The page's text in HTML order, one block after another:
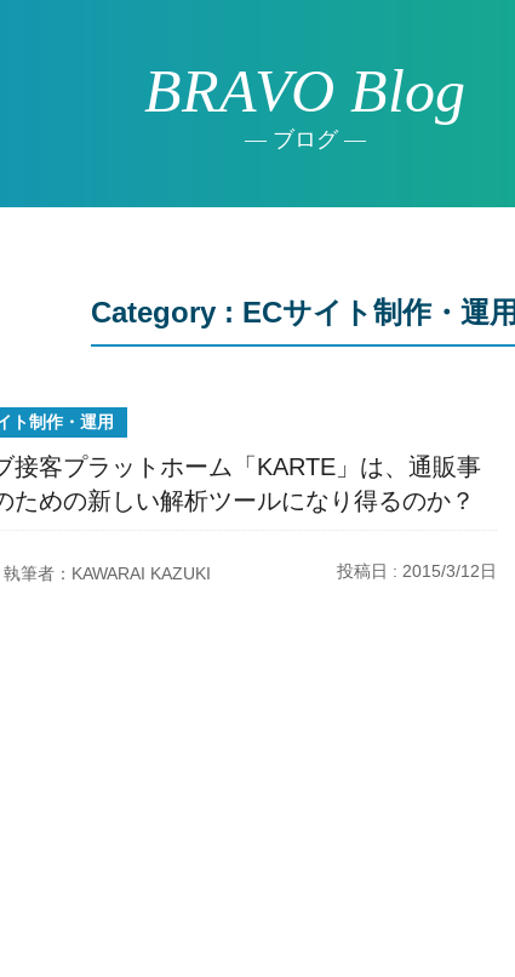
BRAVO Blog
ブログ
Category : ECサイト制作・運用
ト制作・運用
接客プラットホーム「KARTE」は、通販事
ための新しい解析ツールになり得るのか？
執筆者：KAWARAI KAZUKI 投稿日 : 2015/3/12日